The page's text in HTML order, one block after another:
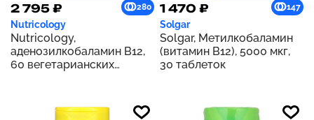
2 795 ₽ 280
Nutricology
Nutricology,
аденозилкобаламин В12,
60 вегетарианских
1 470 ₽ 147
Solgar
Solgar, Метилкобаламин
(витамин B12), 5000 мкг,
30 таблеток